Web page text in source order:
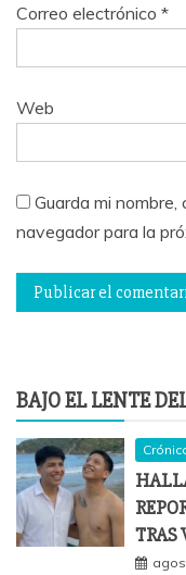
Correo electrónico *
Web
Guarda mi
navegador para la
BAJO EL LENTE
TRAS